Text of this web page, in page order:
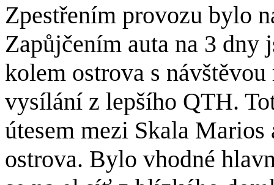
Zpestřením provozu bylo
Zapůjčením auta na 3
kolem ostrova s
vysílání z lepšího QTH.
útesem mezi Skala
ostrova. Bylo vhodné